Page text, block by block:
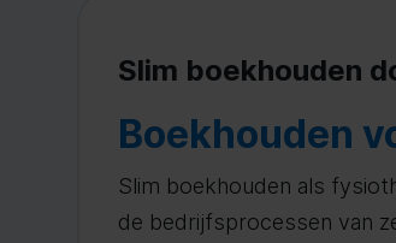
Slim boekhouden
Boekhouden
Slim boekhouden als
de bedrijfsprocessen van